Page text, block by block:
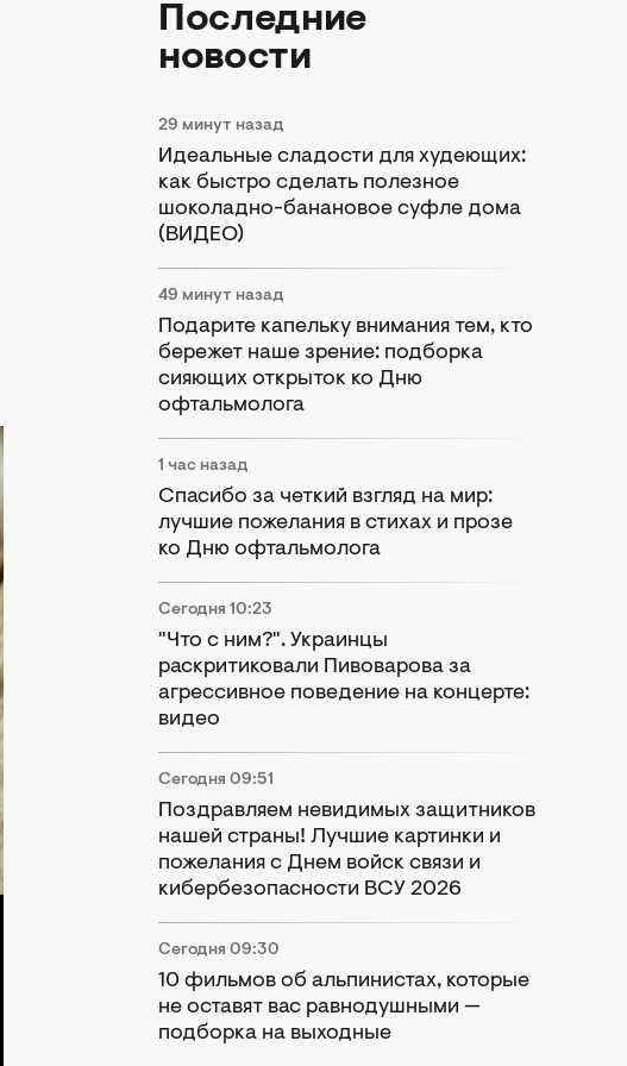
Последние
новости
29 минут назад
Идеальные сладости для худеющих:
как быстро сделать полезное
шоколадно-банановое суфле дома
(ВИДЕО)
49 минут назад
Подарите капельку внимания тем, кто
бережет наше зрение: подборка
сияющих открыток ко Дню
офтальмолога
1 час назад
Спасибо за четкий взгляд на мир:
лучшие пожелания в стихах и прозе
ко Дню офтальмолога
Сегодня 10:23
"Что с ним?". Украинцы
раскритиковали Пивоварова за
агрессивное поведение на концерте:
видео
Сегодня 09:51
Поздравляем невидимых защитников
нашей страны! Лучшие картинки и
пожелания с Днем войск связи и
кибербезопасности ВСУ 2026
Сегодня 09:30
10 фильмов об альпинистах, которые
не оставят вас равнодушными —
подборка на выходные